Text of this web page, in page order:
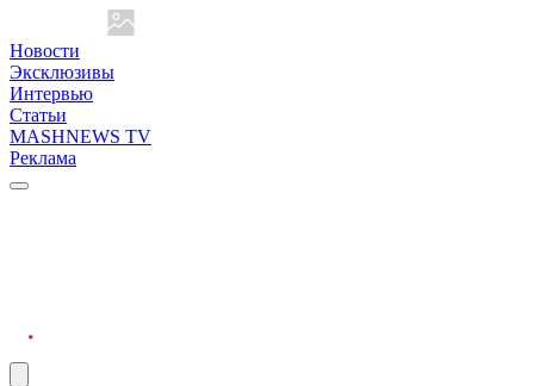
Новости
Эксклюзивы
Интервью
Статьи
MASHNEWS TV
Реклама